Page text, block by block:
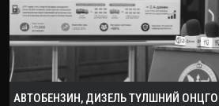
АВТОБЕНЗИН, ДИЗЕЛЬ ТҮЛШНИЙ